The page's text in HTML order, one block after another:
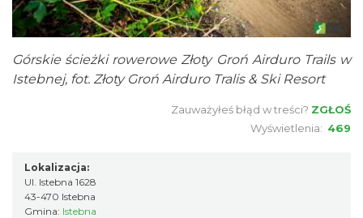
Górskie ścieżki rowerowe Złoty Groń Airduro Trails w
Istebnej, fot. Złoty Groń Airduro Tralis & Ski Resort
Zauważyłeś błąd w treści? ZGŁOŚ
Wyświetlenia: 469
Lokalizacja:
Ul. Istebna 1628
43-470 Istebna
Gmina: Istebna